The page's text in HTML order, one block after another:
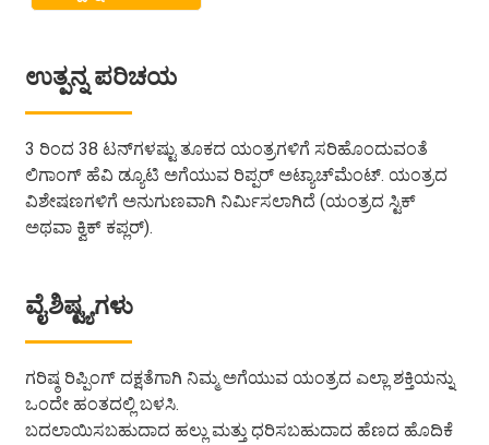
ಉತ್ಪನ್ನ ಪರಿಚಯ
3 ರಿಂದ 38 ಟನ್‌ಗಳಷ್ಟು ತೂಕದ ಯಂತ್ರಗಳಿಗೆ ಸರಿಹೊಂದುವಂತೆ
ಲಿಗಾಂಗ್ ಹೆವಿ ಡ್ಯೂಟಿ ಅಗೆಯುವ ರಿಪ್ಪರ್ ಅಟ್ಯಾಚ್‌ಮೆಂಟ್. ಯಂತ್ರದ
ವಿಶೇಷಣಗಳಿಗೆ ಅನುಗುಣವಾಗಿ ನಿರ್ಮಿಸಲಾಗಿದೆ (ಯಂತ್ರದ ಸ್ಟಿಕ್
ಅಥವಾ ಕ್ವಿಕ್ ಕಪ್ಲರ್).
ವೈಶಿಷ್ಟ್ಯಗಳು
ಗರಿಷ್ಠ ರಿಪ್ಪಿಂಗ್ ದಕ್ಷತೆಗಾಗಿ ನಿಮ್ಮ ಅಗೆಯುವ ಯಂತ್ರದ ಎಲ್ಲಾ ಶಕ್ತಿಯನ್ನು
ಒಂದೇ ಹಂತದಲ್ಲಿ ಬಳಸಿ.
ಬದಲಾಯಿಸಬಹುದಾದ ಹಲ್ಲು ಮತ್ತು ಧರಿಸಬಹುದಾದ ಹೆಣದ ಹೊದಿಕೆ